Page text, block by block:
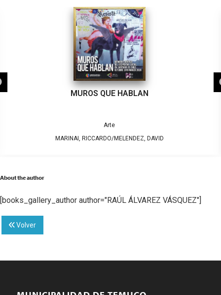
MUROS QUE HABLAN
Arte
MARINAI, RICCARDO/MELENDEZ, DAVID
About the author
[books_gallery_author author="RAÚL ÁLVAREZ VÁSQUEZ"]
Volver